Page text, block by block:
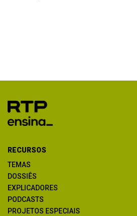
RECURSOS
TEMAS
DOSSIÊS
EXPLICADORES
PODCASTS
PROJETOS ESPECIAIS